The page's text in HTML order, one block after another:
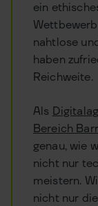
ein
nahtlose
haben
Reichweite.
Als
Bereich
genau, wie
nicht nur
meistern.
nicht nur